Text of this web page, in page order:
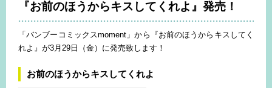
『お前のほうからキスしてくれよ』発売！
「バンブーコミックスmoment」から『お前のほうからキスしてく
れよ』が3月29日（金）に発売致します！
お前のほうからキスしてくれよ